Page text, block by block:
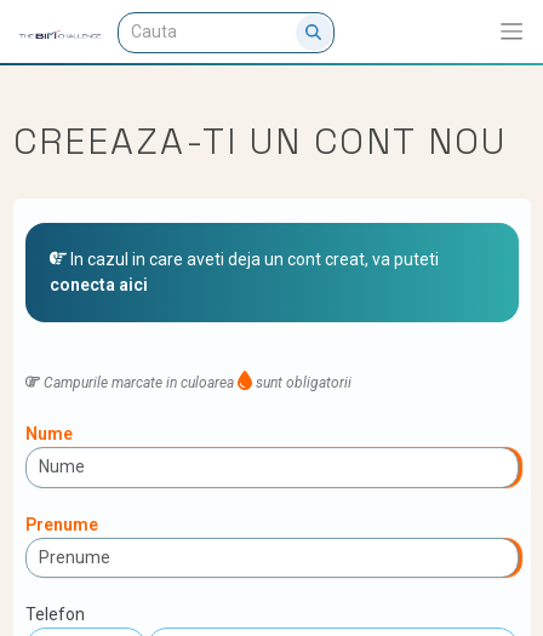
CREEAZA-TI UN CONT NOU
In cazul in care aveti deja un cont creat, va puteti
conecta aici
Campurile marcate in culoarea sunt obligatorii
Nume
Prenume
Telefon